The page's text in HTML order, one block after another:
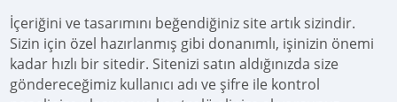
İçeriğini ve tasarımını beğendiğiniz site artık sizindir.
Sizin için özel hazırlanmış gibi donanımlı, işinizin önemi
kadar hızlı bir sitedir. Sitenizi satın aldığınızda size
göndereceğimiz kullanıcı adı ve şifre ile kontrol